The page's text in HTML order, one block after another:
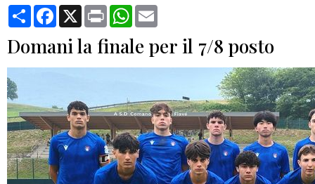
CondividiFacebook
X Print WhatsApp
Domani la finale per il 7/8 posto